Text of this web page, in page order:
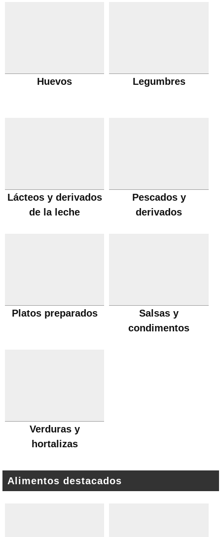
Huevos Legumbres
Lácteos y derivados
de la leche
Pescados y
derivados
Platos preparados
Salsas y
condimentos
Verduras y
hortalizas
Alimentos destacados